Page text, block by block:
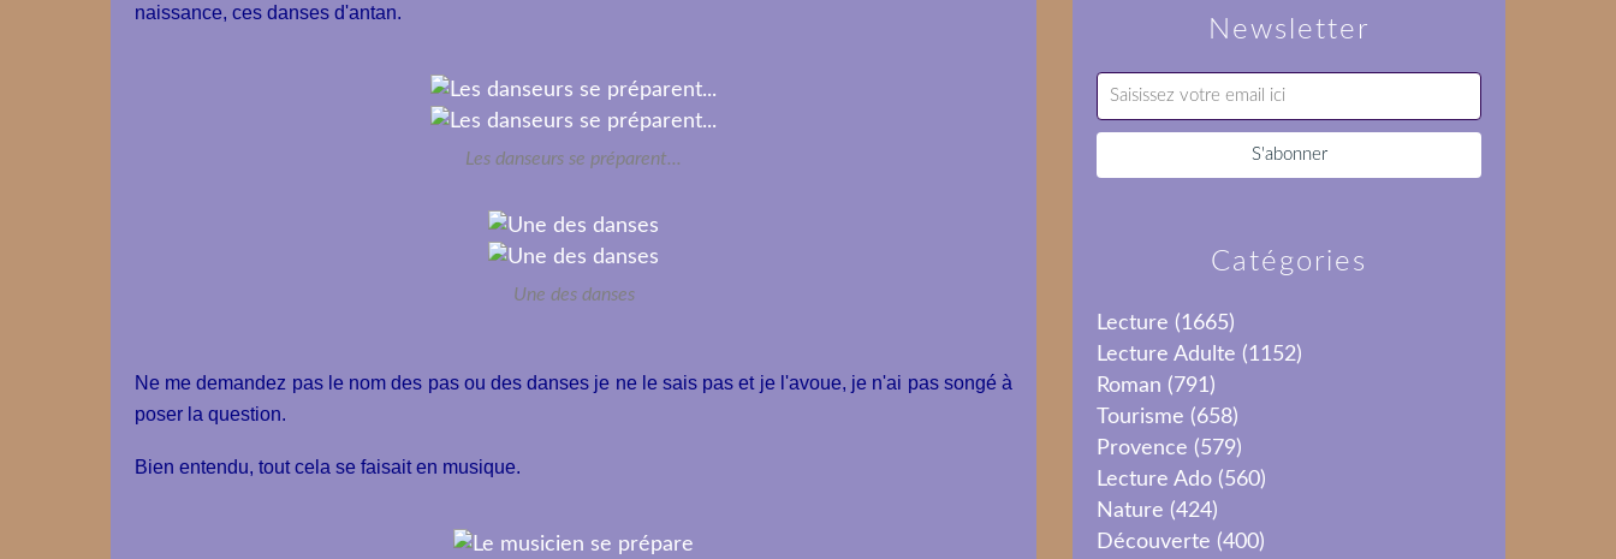
naissance, ces danses d'antan.
Les danseurs se préparent...
Une des danses
Ne me demandez pas le nom des pas ou des danses je ne le sais pas et je l'avoue, je n'ai pas songé à
poser la question.
Bien entendu, tout cela se faisait en musique.
Newsletter
Catégories
Lecture (1665)
Lecture Adulte (1152)
Roman (791)
Tourisme (658)
Provence (579)
Lecture Ado (560)
Nature (424)
Découverte (400)